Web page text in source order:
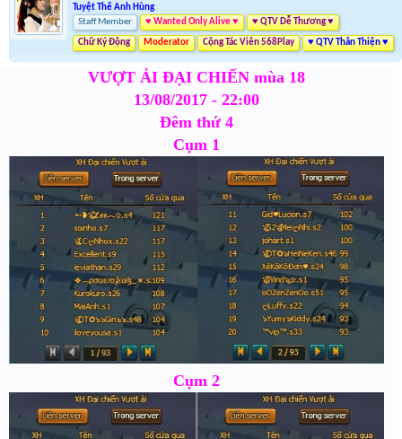
Tuyệt Thế Anh Hùng
Staff Member
♥ Wanted Only Alive ♥ ♥ QTV Dễ Thương ♥
Chữ Ký Động Moderator Cộng Tác Viên 568Play ♥ QTV Thân Thiện ♥
VƯỢT ẢI ĐẠI CHIẾN mùa 18
13/08/2017 - 22:00
Đêm thứ 4
Cụm 1
Cụm 2